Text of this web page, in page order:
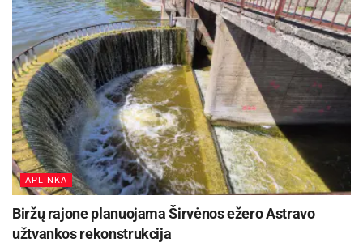
Prašome gyventojų tvarkyti savo teritorijas.
Pakruojo rajono savivaldybės administracijos
Vyr. specialisto (viešosios tvarkos pareigūno) G.
Pocevičiaus informacija
Šaltinis: Pakruojo rajono savivaldybė
APLINKA
Biržų rajone planuojama Širvėnos ežero Astravo
užtvankos rekonstrukcija